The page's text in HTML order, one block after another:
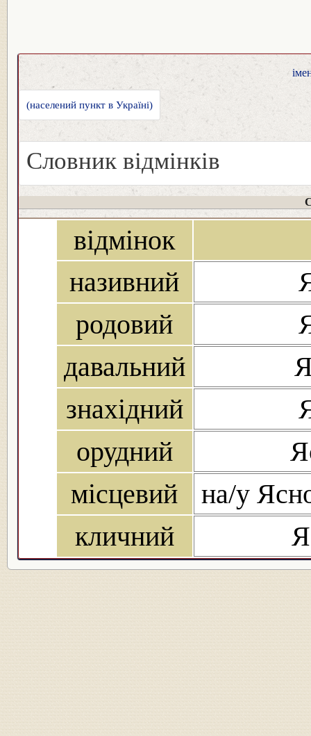
(населений пункт в Україні)
Словник відмінків
відмінок
називний
родовий
давальний
знахідний
орудний
місцевий
на/у
кличний